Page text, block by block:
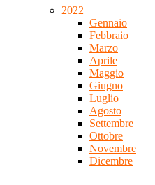
2022
Gennaio
Febbraio
Marzo
Aprile
Maggio
Giugno
Luglio
Agosto
Settembre
Ottobre
Novembre
Dicembre